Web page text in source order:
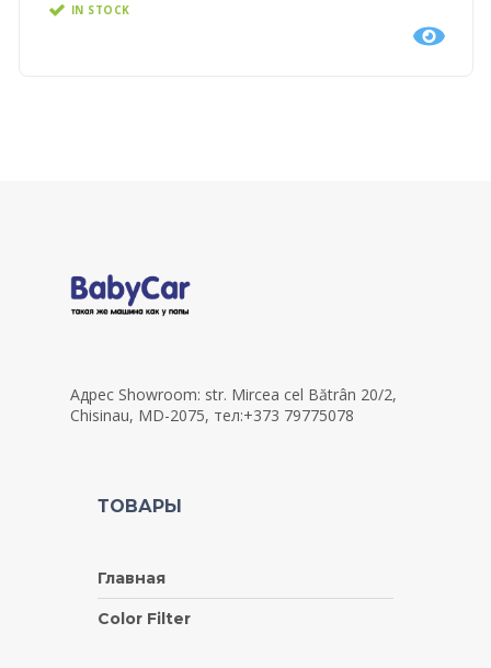
IN STOCK
Адрес Showroom: str. Mircea cel Bătrân 20/2,
Chisinau, MD-2075, тел:+373 79775078
ТОВАРЫ
Главная
Color Filter